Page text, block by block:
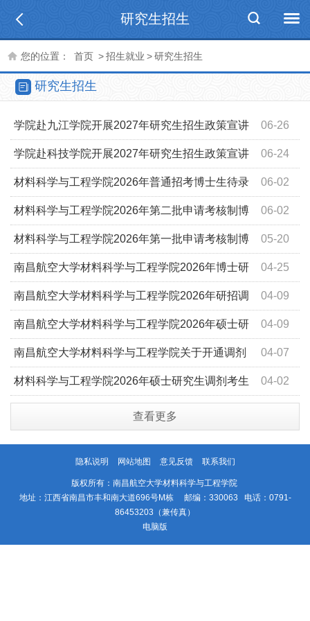
研究生招生
您的位置： 首页 >招生就业 >研究生招生
研究生招生
06-26
学院赴九江学院开展2027年研究生招生政策宣讲
06-24
学院赴科技学院开展2027年研究生招生政策宣讲
06-02
材料科学与工程学院2026年普通招考博士生待录
取名单公示 06-02
材料科学与工程学院2026年第二批申请考核制博
士生待录取名单公示 05-20
材料科学与工程学院2026年第一批申请考核制博
士研究生待录取名单公示 04-25
南昌航空大学材料科学与工程学院2026年博士研
究生报考资格审核结果公示 04-09
南昌航空大学材料科学与工程学院2026年研招调
剂考生复试成绩及待录取名单 04-09
南昌航空大学材料科学与工程学院2026年硕士研
究生招生调剂考生复试名单公布 04-07
南昌航空大学材料科学与工程学院关于开通调剂
系统相关信息的通告 04-02
材料科学与工程学院2026年硕士研究生调剂考生
查看更多
隐私说明 网站地图 意见反馈 联系我们
版权所有：南昌航空大学材料科学与工程学院
地址：江西省南昌市丰和南大道696号M栋 邮编：330063 电话：0791-
86453203（兼传真）
电脑版